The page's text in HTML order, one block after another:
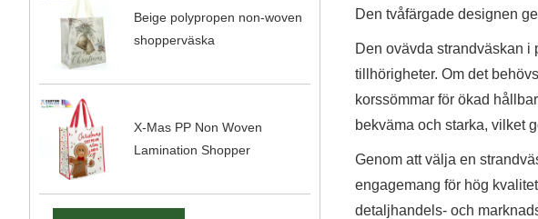
Beige polypropen non-woven
shopperväska
X-Mas PP Non Woven
Lamination Shopper
Den tvåfärgade designen
Den ovävda strandväskan i
tillhörigheter. Om det
korssömmar för ökad
bekväma och starka, vilket
Genom att välja en
engagemang för hög
detaljhandels- och